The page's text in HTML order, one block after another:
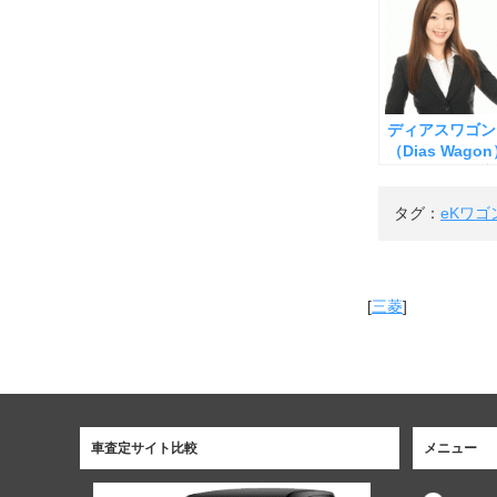
ディアスワゴン
（Dias Wagon
タグ：eKワゴ
[三菱]
車査定サイト比較 メニュー